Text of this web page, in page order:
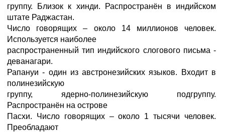
группу. Близок к хинди. Распространён в индийском
штате Раджастан.
Число говорящих – около 14 миллионов человек.
Используется наиболее
распространенный тип индийского слогового письма -
деванагари.
Рапануи - один из австронезийских языков. Входит в
полинезийскую
группу, ядерно-полинезийскую подгруппу.
Распространён на острове
Пасхи. Число говорящих – около 1 тысячи человек.
Преобладают